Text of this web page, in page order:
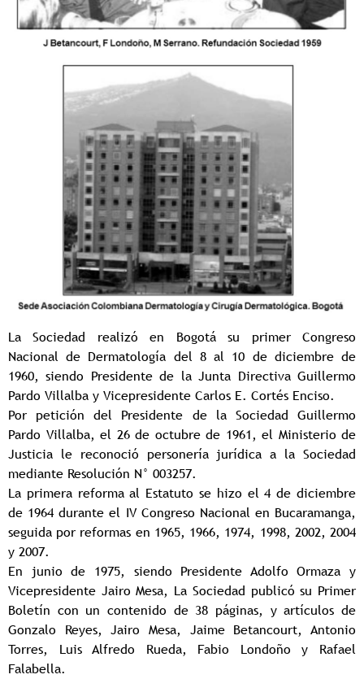
La Sociedad realizó en Bogotá su primer Congreso
Nacional de Dermatología del 8 al 10 de diciembre de
1960, siendo Presidente de la Junta Directiva Guillermo
Pardo Villalba y Vicepresidente Carlos E. Cortés Enciso.
Por petición del Presidente de la Sociedad Guillermo
Pardo Villalba, el 26 de octubre de 1961, el Ministerio de
Justicia le reconoció personería jurídica a la Sociedad
mediante Resolución N° 003257.
La primera reforma al Estatuto se hizo el 4 de diciembre
de 1964 durante el IV Congreso Nacional en Bucaramanga,
seguida por reformas en 1965, 1966, 1974, 1998, 2002, 2004
y 2007.
En junio de 1975, siendo Presidente Adolfo Ormaza y
Vicepresidente Jairo Mesa, La Sociedad publicó su Primer
Boletín con un contenido de 38 páginas, y artículos de
Gonzalo Reyes, Jairo Mesa, Jaime Betancourt, Antonio
Torres, Luis Alfredo Rueda, Fabio Londoño y Rafael
Falabella.